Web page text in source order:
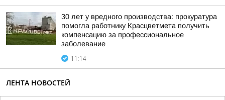
30 лет у вредного производства: прокуратура
помогла работнику Красцветмета получить
компенсацию за профессиональное
заболевание
11:14
ЛЕНТА НОВОСТЕЙ